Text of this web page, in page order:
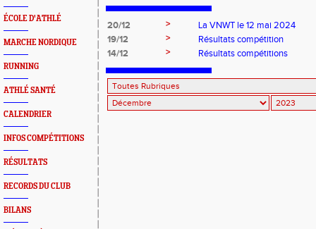
ÉCOLE D'ATHLÉ
MARCHE NORDIQUE
RUNNING
ATHLÉ SANTÉ
CALENDRIER
INFOS COMPÉTITIONS
RÉSULTATS
RECORDS DU CLUB
BILANS
20/12 >
La VNWT le 12 mai 2024
19/12
>
Résultats compétition
14/12
> Résultats compétitions